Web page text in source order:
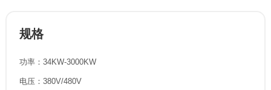
规格
功率：34KW-3000KW
电压：380V/480V